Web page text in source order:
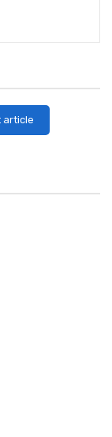
article